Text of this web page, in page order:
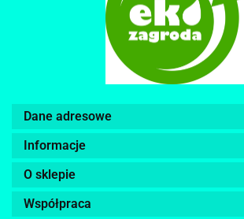
Dane adresowe
Informacje
O sklepie
Współpraca